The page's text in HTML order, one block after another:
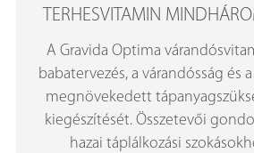
TERHESVITAMIN
A Gravida Optima
babatervezés, a várandósság és
megnövekedett
kiegészítését. Összetevői
hazai táplálkozási